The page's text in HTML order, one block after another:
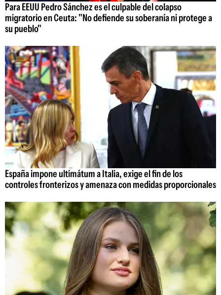
Para EEUU Pedro Sánchez es el culpable del colapso
migratorio en Ceuta: "No defiende su soberanía ni protege a
su pueblo"
España impone ultimátum a Italia, exige el fin de los
controles fronterizos y amenaza con medidas proporcionales